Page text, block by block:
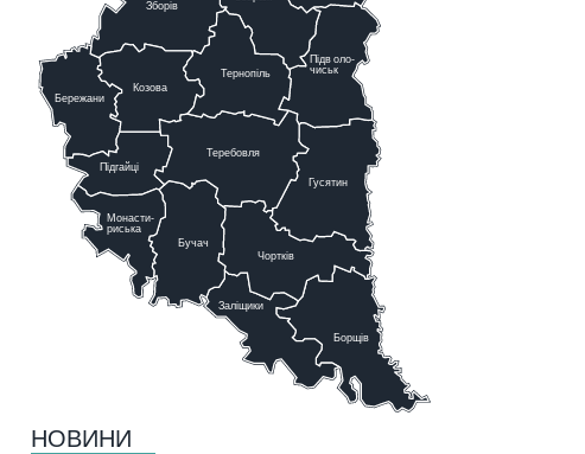
Тернопіль
Теребовля
Бучач
Заліщики
Борщів
Чортків
Гусятин
Підволо-
чиськ
Козова
Бережани
Підгайці
Зборів
Монасти-
риська
НОВИНИ